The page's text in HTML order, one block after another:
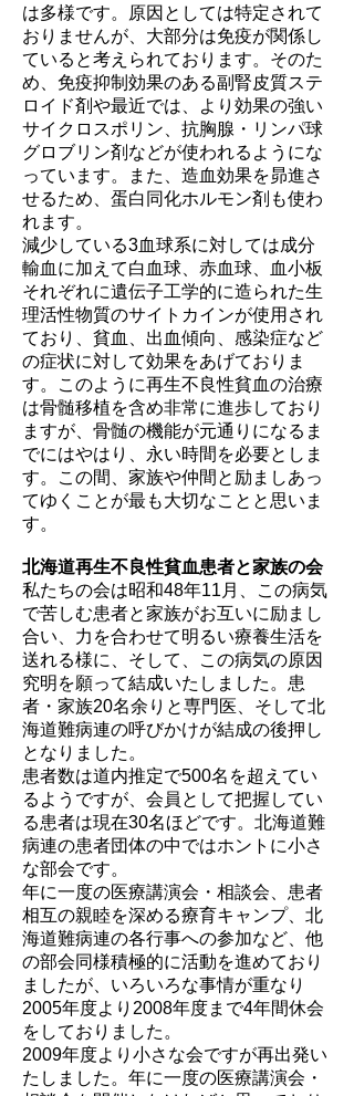
は多様です。原因としては特定されて
おりませんが、大部分は免疫が関係し
ていると考えられております。そのた
め、免疫抑制効果のある副腎皮質ステ
ロイド剤や最近では、より効果の強い
サイクロスポリン、抗胸腺・リンパ球
グロブリン剤などが使われるようにな
っています。また、造血効果を昴進さ
せるため、蛋白同化ホルモン剤も使わ
れます。
減少している3血球系に対しては成分
輸血に加えて白血球、赤血球、血小板
それぞれに遺伝子工学的に造られた生
理活性物質のサイトカインが使用され
ており、貧血、出血傾向、感染症など
の症状に対して効果をあげておりま
す。このように再生不良性貧血の治療
は骨髄移植を含め非常に進歩しており
ますが、骨髄の機能が元通りになるま
でにはやはり、永い時間を必要としま
す。この間、家族や仲間と励ましあっ
てゆくことが最も大切なことと思いま
す。
北海道再生不良性貧血患者と家族の会
私たちの会は昭和48年11月、この病気
で苦しむ患者と家族がお互いに励まし
合い、力を合わせて明るい療養生活を
送れる様に、そして、この病気の原因
究明を願って結成いたしました。患
者・家族20名余りと専門医、そして北
海道難病連の呼びかけが結成の後押し
となりました。
患者数は道内推定で500名を超えてい
るようですが、会員として把握してい
る患者は現在30名ほどです。北海道難
病連の患者団体の中ではホントに小さ
な部会です。
年に一度の医療講演会・相談会、患者
相互の親睦を深める療育キャンプ、北
海道難病連の各行事への参加など、他
の部会同様積極的に活動を進めており
ましたが、いろいろな事情が重なり
2005年度より2008年度まで4年間休会
をしておりました。
2009年度より小さな会ですが再出発い
たしました。年に一度の医療講演会・